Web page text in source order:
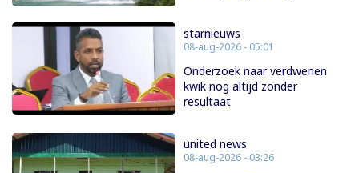
starnieuws
08-aug-2026 - 05:01
Onderzoek naar verdwenen
kwik nog altijd zonder
resultaat
united news
08-aug-2026 - 03:26